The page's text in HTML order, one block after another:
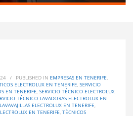
/ PUBLISHED IN EMPRESAS EN TENERIFE,
ELECTROLUX EN TENERIFE, SERVICIO
EN TENERIFE, SERVICIO TÉCNICO ELECTROLUX
TÉCNICO LAVADORAS ELECTROLUX EN
ELECTROLUX EN TENERIFE,
EN TENERIFE, TÉCNICOS